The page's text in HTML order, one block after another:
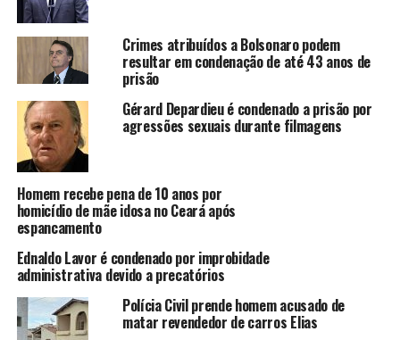
Singabakho Nxumalo, porta-voz do Departamento de
Correções, informou à agência de notícias The
Associated Press que Pistorius seguiu o protocolo usual
para ser libertado: ele foi transferido do Centro
Correcional de Atteridgeville, em Pretória, para um
escritório de liberdade condicional antes de ser solto
para reunir-se com sua família. Nxumalo se recusou a
fornecer detalhes sobre o horário exato da libertação ou
seu paradeiro atual.
Em março, o pedido de liberdade condicional de
Pistorius foi inicialmente rejeitado, porém, em outubro,
após cumprir mais da metade de sua sentença, o
Tribunal Constitucional da África do Sul determinou
que ele poderia se qualificar para a liberdade
condicional.
Crimes atribuídos a Bolsonaro podem
resultar em condenação de até 43 anos de
prisão
Gérard Depardieu é condenado a prisão por
agressões sexuais durante filmagens
Homem recebe pena de 10 anos por
homicídio de mãe idosa no Ceará após
espancamento
Ednaldo Lavor é condenado por improbidade
administrativa devido a precatórios
Polícia Civil prende homem acusado de
matar revendedor de carros Elias